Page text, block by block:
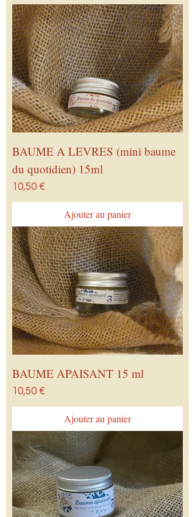
BAUME A LEVRES (mini baume
du quotidien) 15ml
Prix
10,50 €
Ajouter au panier
BAUME APAISANT 15 ml
Prix
10,50 €
Ajouter au panier